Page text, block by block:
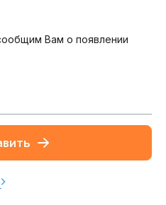
Вам о появлении